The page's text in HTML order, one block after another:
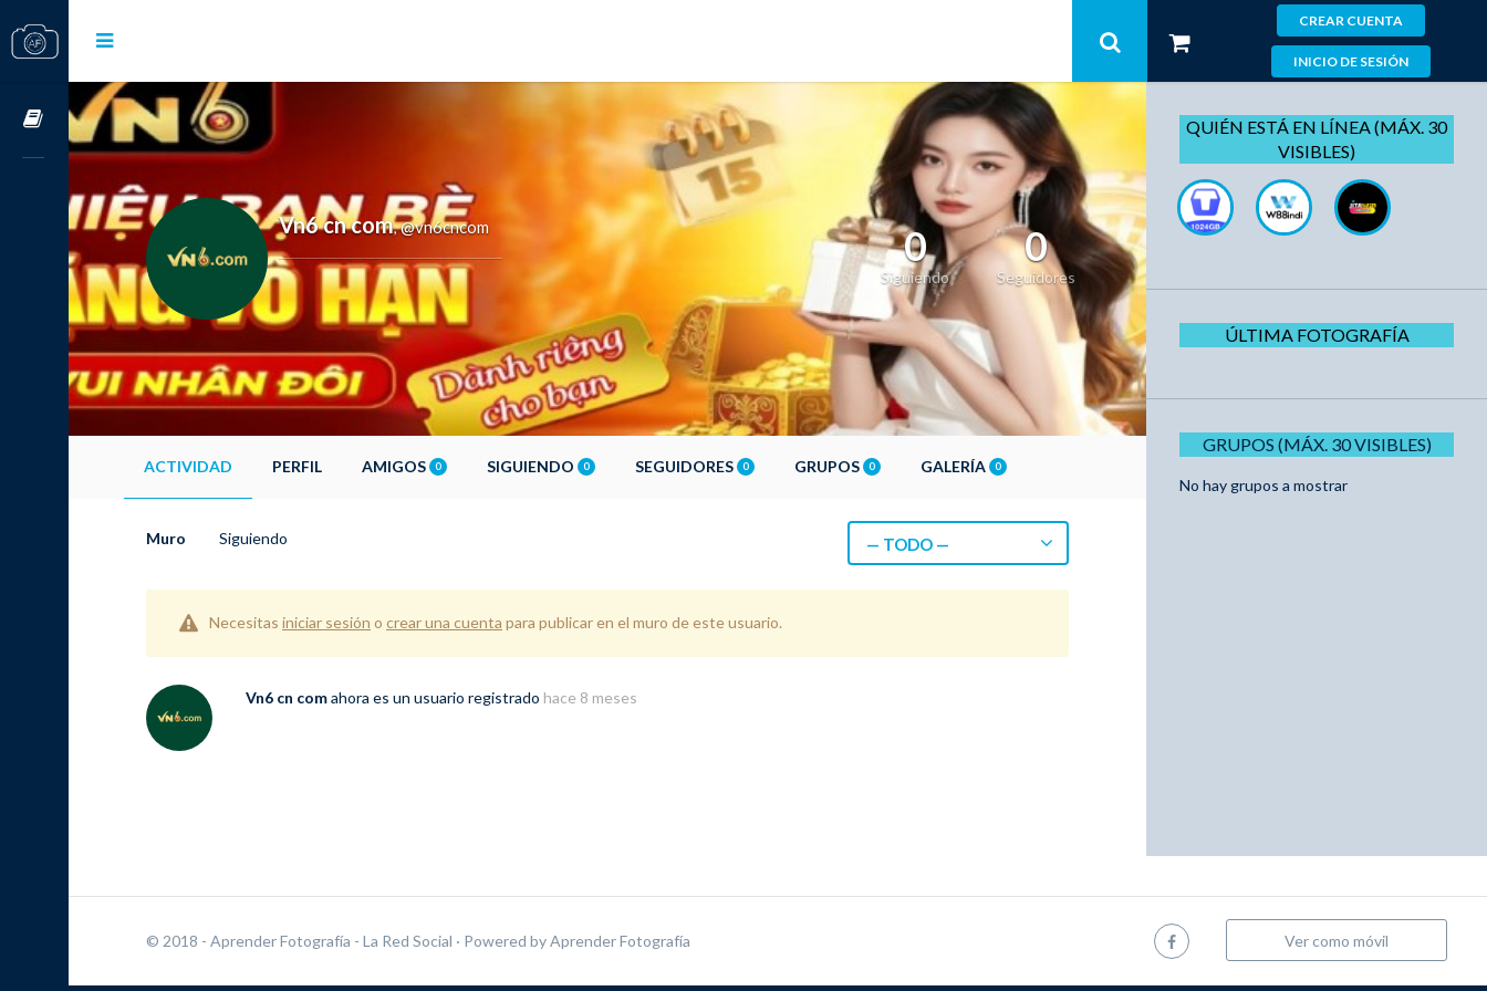
CREAR CUENTA
INICIO DE SESIÓN
Cursos OnLine
Vn6 cn com,@vn6cncom 0
Siguiendo
0
Seguidores
ACTIVIDAD PERFIL AMIGOS 0 SIGUIENDO 0 SEGUIDORES 0 GRUPOS 0 GALERÍA 0
Muro Siguiendo — TODO —
Necesitas iniciar sesión o crear una cuenta para publicar en el muro de este usuario.
Vn6 cn comahora es un usuario registrado hace 8 meses
QUIÉN ESTÁ EN LÍNEA (MÁX. 30
VISIBLES)
ÚLTIMA FOTOGRAFÍA
GRUPOS (MÁX. 30 VISIBLES)
No hay grupos a mostrar
© 2018 - Aprender Fotografía - La Red Social · Powered byAprender Fotografía